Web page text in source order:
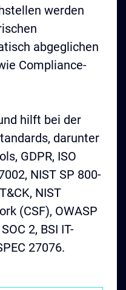
werden
abgeglichen
Compliance-
hilft bei der
darunter
GDPR, ISO
NIST SP 800-
NIST
(CSF), OWASP
2, BSI IT-
27076.